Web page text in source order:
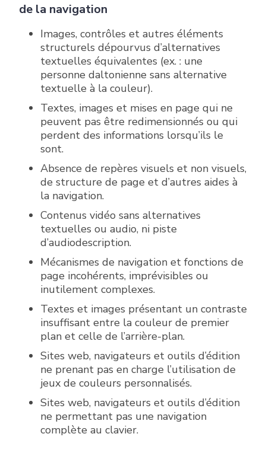
de la navigation
Images, contrôles et autres éléments
structurels dépourvus d’alternatives
textuelles équivalentes (ex. : une
personne daltonienne sans alternative
textuelle à la couleur).
Textes, images et mises en page qui ne
peuvent pas être redimensionnés ou qui
perdent des informations lorsqu’ils le
sont.
Absence de repères visuels et non visuels,
de structure de page et d’autres aides à
la navigation.
Contenus vidéo sans alternatives
textuelles ou audio, ni piste
d’audiodescription.
Mécanismes de navigation et fonctions de
page incohérents, imprévisibles ou
inutilement complexes.
Textes et images présentant un contraste
insuffisant entre la couleur de premier
plan et celle de l’arrière-plan.
Sites web, navigateurs et outils d’édition
ne prenant pas en charge l’utilisation de
jeux de couleurs personnalisés.
Sites web, navigateurs et outils d’édition
ne permettant pas une navigation
complète au clavier.